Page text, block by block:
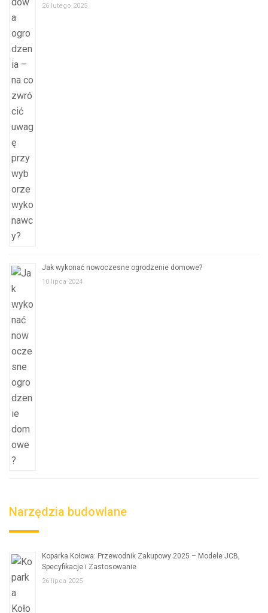
26 lutego 2025
Jak wykonać nowoczesne ogrodzenie domowe?
10 lipca 2024
Narzędzia budowlane
Koparka Kołowa: Przewodnik Zakupowy 2025 – Modele JCB,
Specyfikacje i Zastosowanie
26 lipca 2025